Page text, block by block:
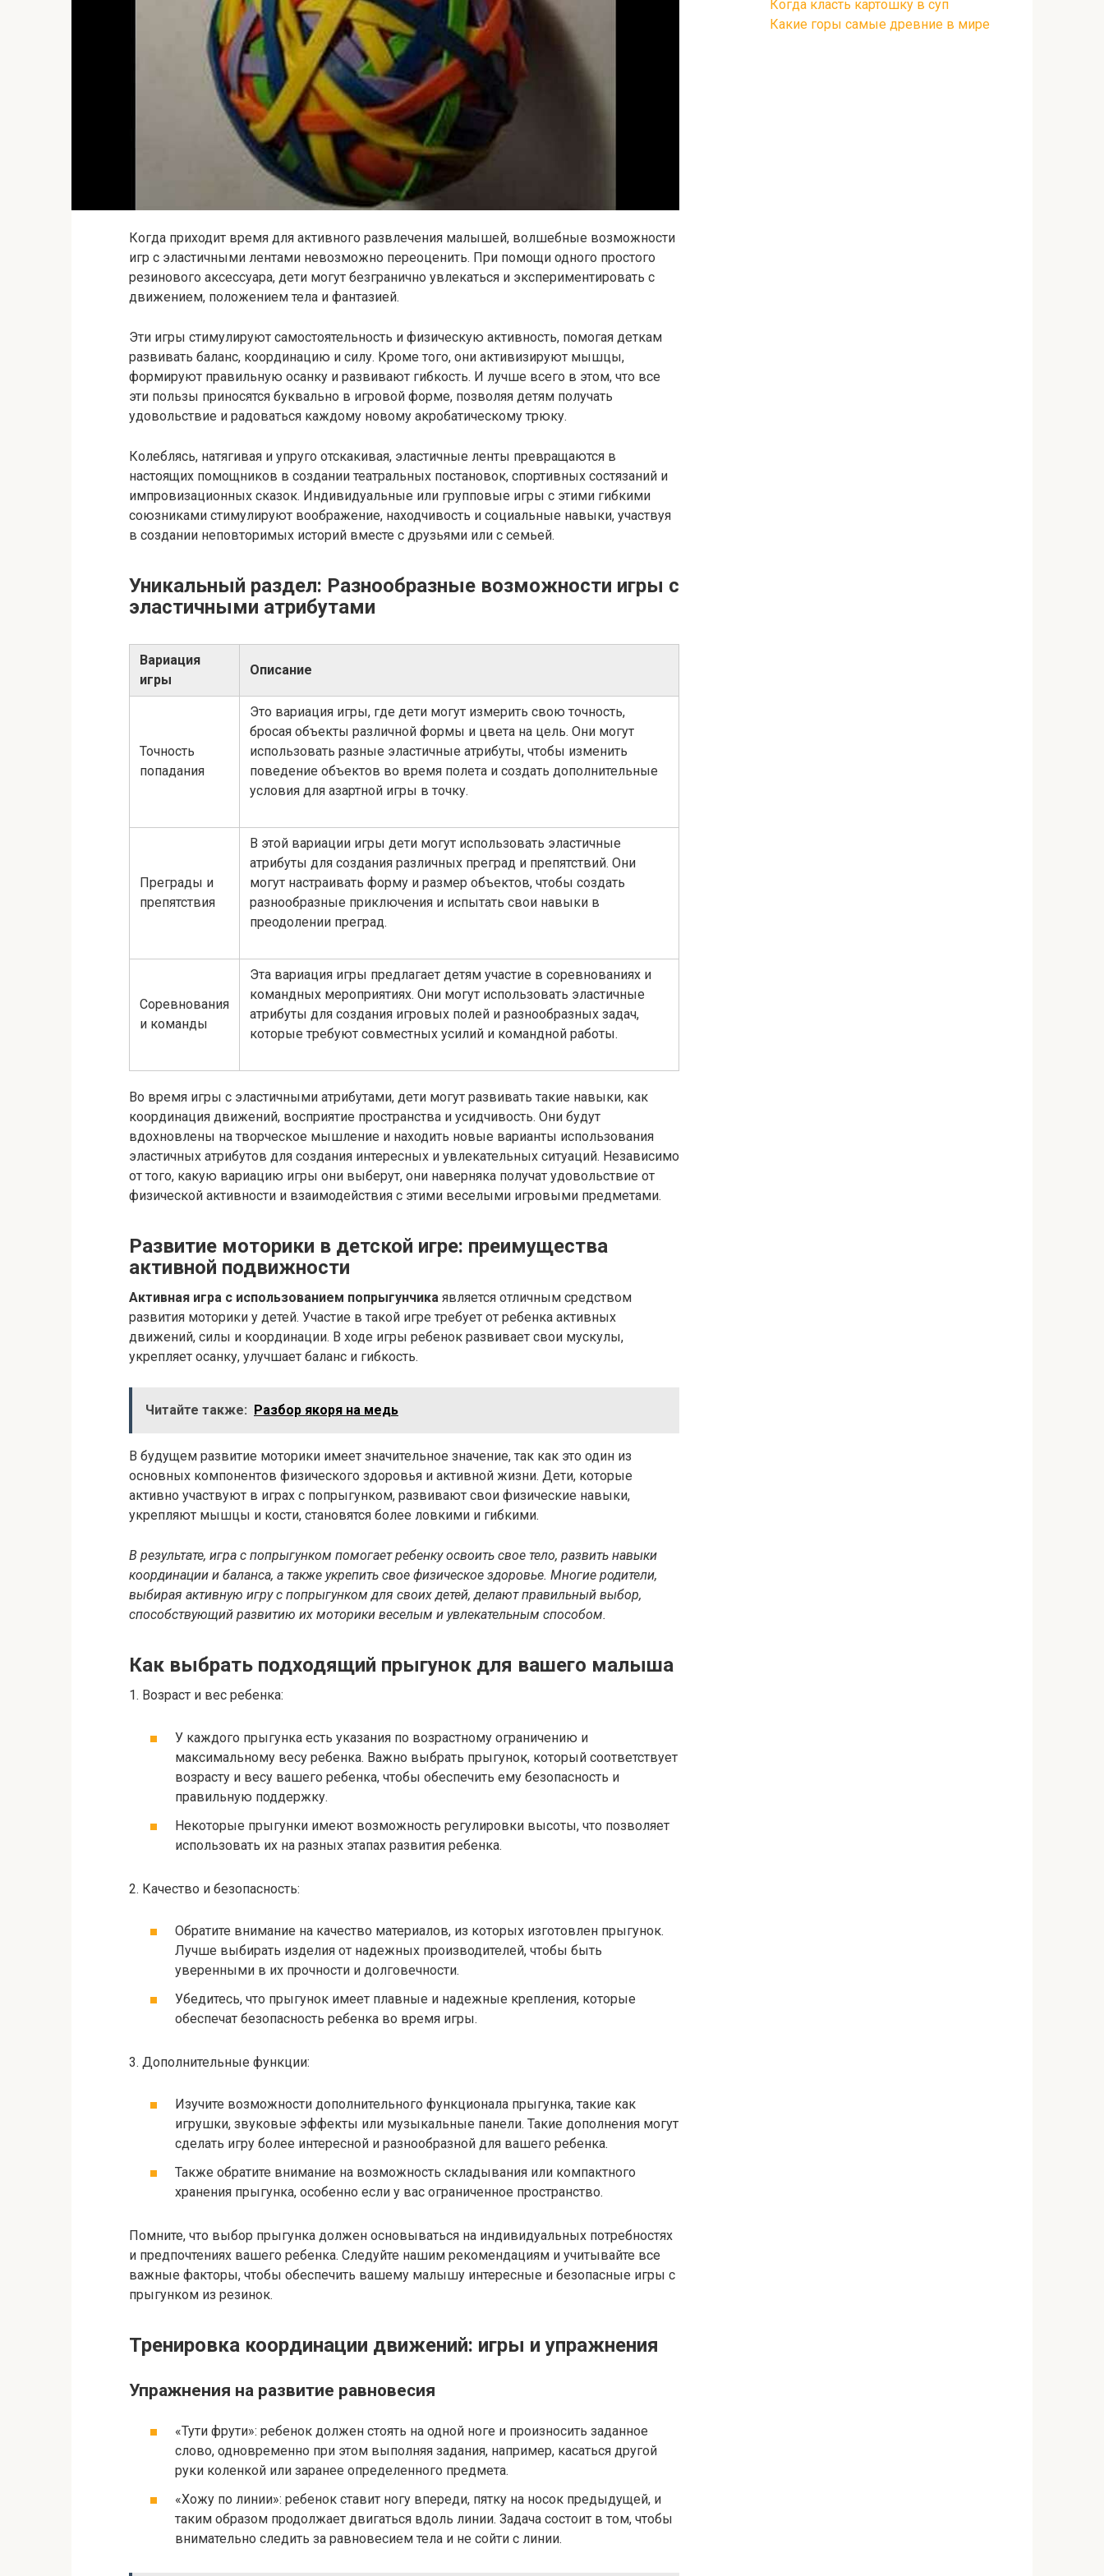
Когда приходит время для активного развлечения малышей, волшебные возможности
игр с эластичными лентами невозможно переоценить. При помощи одного простого
резинового аксессуара, дети могут безгранично увлекаться и экспериментировать с
движением, положением тела и фантазией.
Эти игры стимулируют самостоятельность и физическую активность, помогая деткам
развивать баланс, координацию и силу. Кроме того, они активизируют мышцы,
формируют правильную осанку и развивают гибкость. И лучше всего в этом, что все
эти пользы приносятся буквально в игровой форме, позволяя детям получать
удовольствие и радоваться каждому новому акробатическому трюку.
Колеблясь, натягивая и упруго отскакивая, эластичные ленты превращаются в
настоящих помощников в создании театральных постановок, спортивных состязаний и
импровизационных сказок. Индивидуальные или групповые игры с этими гибкими
союзниками стимулируют воображение, находчивость и социальные навыки, участвуя
в создании неповторимых историй вместе с друзьями или с семьей.
Уникальный раздел: Разнообразные возможности игры с
эластичными атрибутами
Вариация
игры
Описание
Точность
попадания
Это вариация игры, где дети могут измерить свою точность,
бросая объекты различной формы и цвета на цель. Они могут
использовать разные эластичные атрибуты, чтобы изменить
поведение объектов во время полета и создать дополнительные
условия для азартной игры в точку.
Преграды и
препятствия
В этой вариации игры дети могут использовать эластичные
атрибуты для создания различных преград и препятствий. Они
могут настраивать форму и размер объектов, чтобы создать
разнообразные приключения и испытать свои навыки в
преодолении преград.
Соревнования
и команды
Эта вариация игры предлагает детям участие в соревнованиях и
командных мероприятиях. Они могут использовать эластичные
атрибуты для создания игровых полей и разнообразных задач,
которые требуют совместных усилий и командной работы.
Во время игры с эластичными атрибутами, дети могут развивать такие навыки, как
координация движений, восприятие пространства и усидчивость. Они будут
вдохновлены на творческое мышление и находить новые варианты использования
эластичных атрибутов для создания интересных и увлекательных ситуаций. Независимо
от того, какую вариацию игры они выберут, они наверняка получат удовольствие от
физической активности и взаимодействия с этими веселыми игровыми предметами.
Развитие моторики в детской игре: преимущества
активной подвижности
Активная игра с использованием попрыгунчика является отличным средством
развития моторики у детей. Участие в такой игре требует от ребенка активных
движений, силы и координации. В ходе игры ребенок развивает свои мускулы,
укрепляет осанку, улучшает баланс и гибкость.
Читайте также: Разбор якоря на медь
В будущем развитие моторики имеет значительное значение, так как это один из
основных компонентов физического здоровья и активной жизни. Дети, которые
активно участвуют в играх с попрыгунком, развивают свои физические навыки,
укрепляют мышцы и кости, становятся более ловкими и гибкими.
В результате, игра с попрыгунком помогает ребенку освоить свое тело, развить навыки
координации и баланса, а также укрепить свое физическое здоровье. Многие родители,
выбирая активную игру с попрыгунком для своих детей, делают правильный выбор,
способствующий развитию их моторики веселым и увлекательным способом.
Как выбрать подходящий прыгунок для вашего малыша
1. Возраст и вес ребенка:
У каждого прыгунка есть указания по возрастному ограничению и
максимальному весу ребенка. Важно выбрать прыгунок, который соответствует
возрасту и весу вашего ребенка, чтобы обеспечить ему безопасность и
правильную поддержку.
Некоторые прыгунки имеют возможность регулировки высоты, что позволяет
использовать их на разных этапах развития ребенка.
2. Качество и безопасность:
Обратите внимание на качество материалов, из которых изготовлен прыгунок.
Лучше выбирать изделия от надежных производителей, чтобы быть
уверенными в их прочности и долговечности.
Убедитесь, что прыгунок имеет плавные и надежные крепления, которые
обеспечат безопасность ребенка во время игры.
3. Дополнительные функции:
Изучите возможности дополнительного функционала прыгунка, такие как
игрушки, звуковые эффекты или музыкальные панели. Такие дополнения могут
сделать игру более интересной и разнообразной для вашего ребенка.
Также обратите внимание на возможность складывания или компактного
хранения прыгунка, особенно если у вас ограниченное пространство.
Помните, что выбор прыгунка должен основываться на индивидуальных потребностях
и предпочтениях вашего ребенка. Следуйте нашим рекомендациям и учитывайте все
важные факторы, чтобы обеспечить вашему малышу интересные и безопасные игры с
прыгунком из резинок.
Тренировка координации движений: игры и упражнения
Упражнения на развитие равновесия
«Тути фрути»: ребенок должен стоять на одной ноге и произносить заданное
слово, одновременно при этом выполняя задания, например, касаться другой
руки коленкой или заранее определенного предмета.
«Хожу по линии»: ребенок ставит ногу впереди, пятку на носок предыдущей, и
таким образом продолжает двигаться вдоль линии. Задача состоит в том, чтобы
внимательно следить за равновесием тела и не сойти с линии.
Когда класть картошку в суп
Какие горы самые древние в мире